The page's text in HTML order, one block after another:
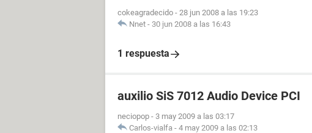
cokeagradecido - 28 jun 2008 a las 19:23
Nnet - 30 jun 2008 a las 16:43
1 respuesta
auxilio SiS 7012 Audio Device PCI
neciopop - 3 may 2009 a las 03:17
Carlos-vialfa - 4 may 2009 a las 02:13